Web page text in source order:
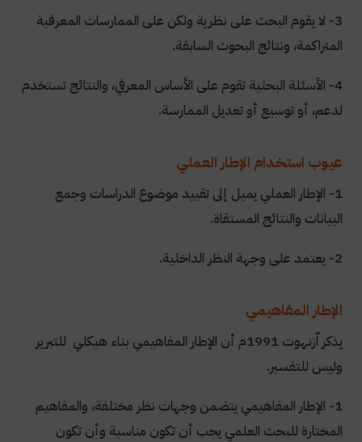
3- لا يقوم البحث على نظرية ولكن على الممارسات المعرفية
المتراكمة، ونتائج البحوث السابقة.
4- الأسئلة البحثية تقوم على الأساس المعرفي، والنتائج تستخدم
لدعم، أو توسيع أو تعديل الممارسة.
عيوب استخدام الإطار العملي
1- الإطار العملي يميل إلى تقييد موضوع الدراسات وجمع
البيانات والنتائج المستقاة.
2- يعتمد على وجهة النظر الداخلية.
الإطار المفاهيمي
يذكر اّزنهوت 1991م أن الإطار المفاهيمي بناء هيكلي للتبرير
وليس للتفسير.
1- الإطار المفاهيمي يتضمن وجهات نظر مختلفة، والمفاهيم
المختارة للبحث العلمي يجب أن تكون مناسبة وأن تكون